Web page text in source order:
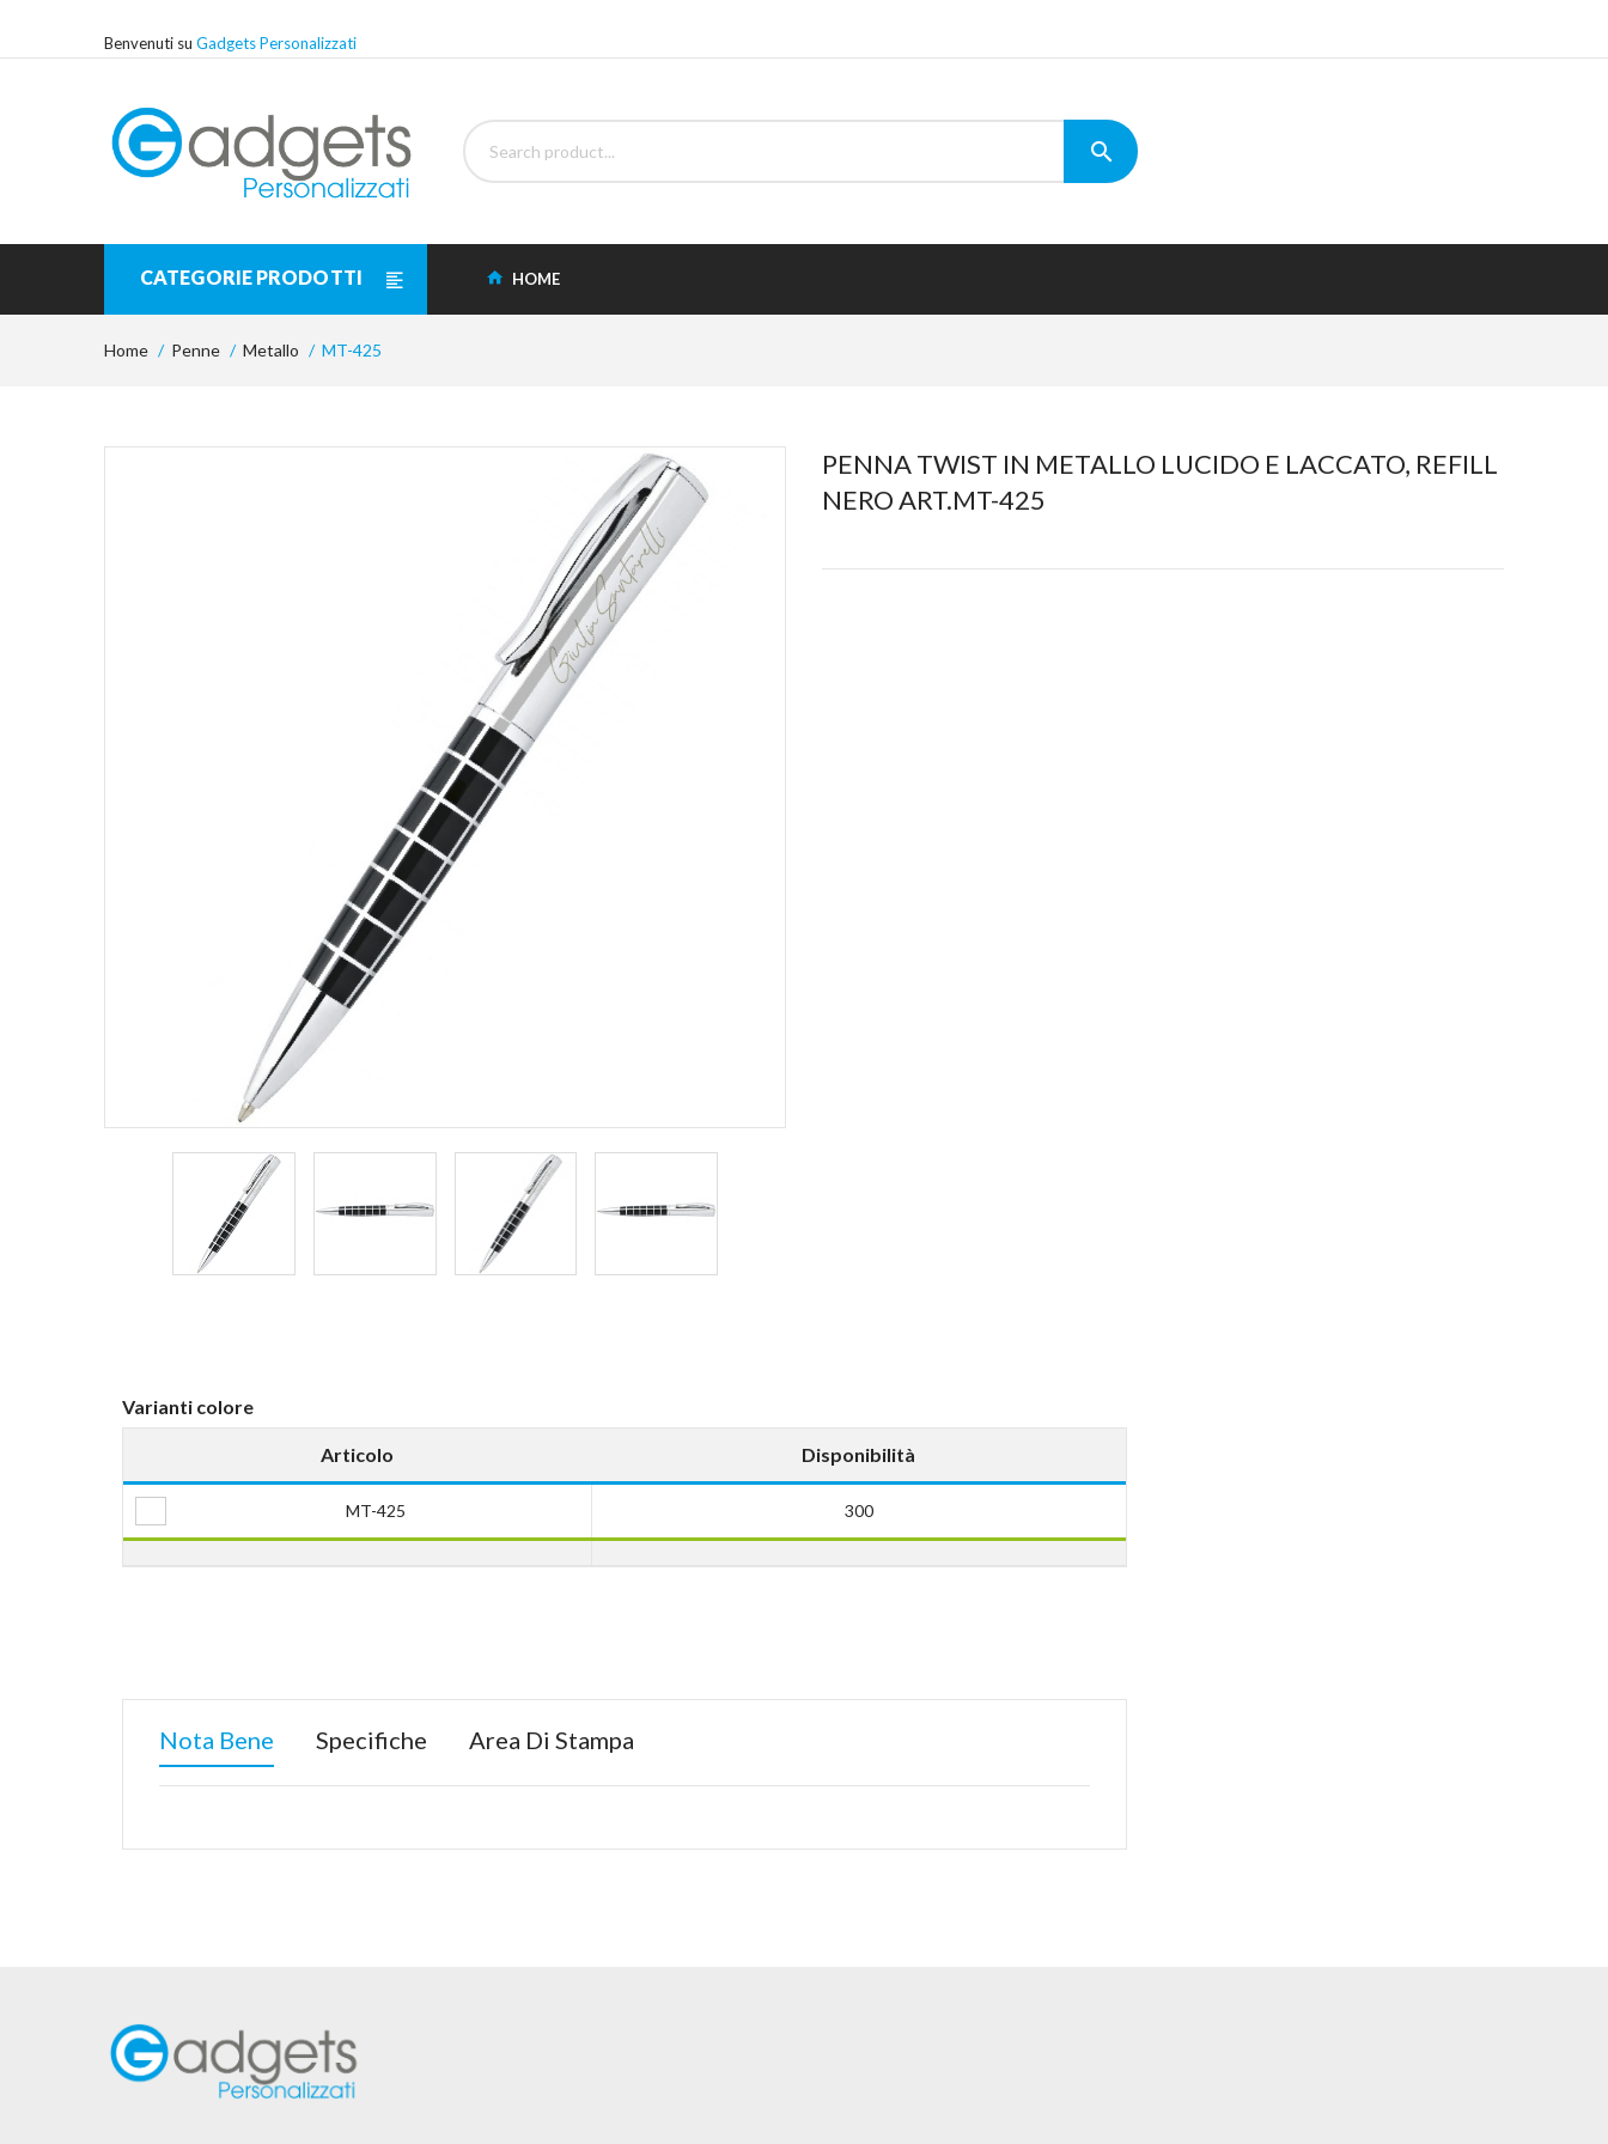
Benvenuti su Gadgets Personalizzati
CATEGORIE PRODOTTI HOME
Home Penne Metallo MT-425
PENNA TWIST IN METALLO LUCIDO E LACCATO, REFILL
NERO ART.MT-425
Varianti colore
Articolo Disponibilità
MT-425 300
Nota Bene Specifiche Area Di Stampa